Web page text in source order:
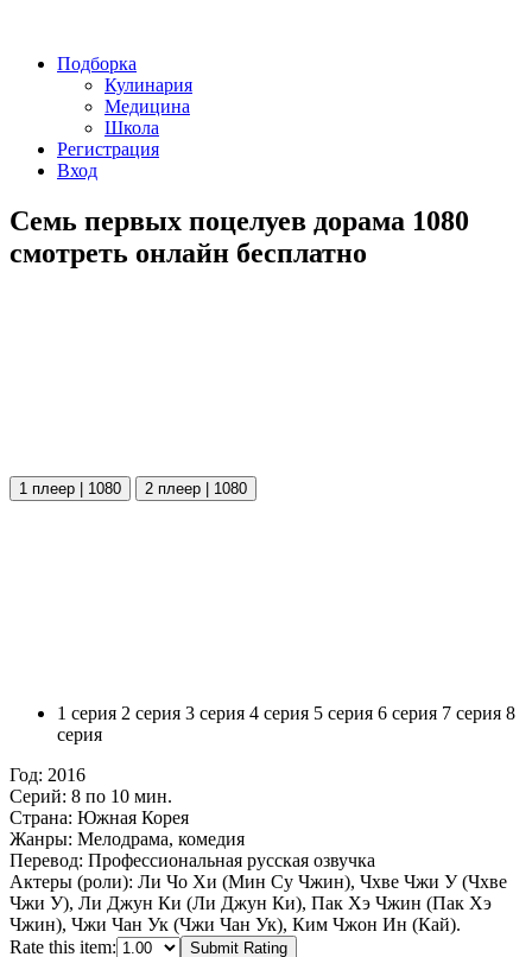
Подборка
Кулинария
Медицина
Школа
Регистрация
Вход
Семь первых поцелуев дорама 1080
смотреть онлайн бесплатно
1 плеер | 1080 2 плеер | 1080
1 серия 2 серия 3 серия 4 серия 5 серия 6 серия 7 серия 8
серия
Год: 2016
Серий: 8 по 10 мин.
Страна: Южная Корея
Жанры: Мелодрама, комедия
Перевод: Профессиональная русская озвучка
Актеры (роли): Ли Чо Хи (Мин Су Чжин), Чхве Чжи У (Чхве
Чжи У), Ли Джун Ки (Ли Джун Ки), Пак Хэ Чжин (Пак Хэ
Чжин), Чжи Чан Ук (Чжи Чан Ук), Ким Чжон Ин (Кай).
Rate this item:
Submit Rating